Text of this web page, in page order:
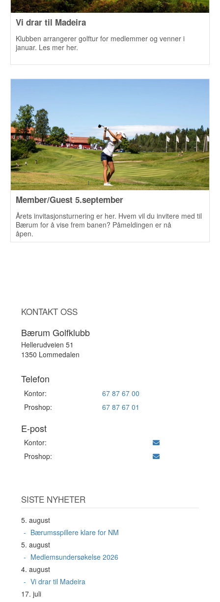
Vi drar til Madeira
Klubben arrangerer golftur for medlemmer og venner i
januar. Les mer her.
Member/Guest 5.september
Årets invitasjonsturnering er her. Hvem vil du invitere med til
Bærum for å vise frem banen? Påmeldingen er nå
åpen.
KONTAKT OSS
Bærum Golfklubb
Hellerudveien 51
1350 Lommedalen
Telefon
Kontor:
67 87 67 00
Proshop:
67 87 67 01
E-post
Kontor:
Proshop:
SISTE NYHETER
5. august
Bærumsspillere klare for NM
5. august
Medlemsundersøkelse 2026
4. august
Vi drar til Madeira
17. juli